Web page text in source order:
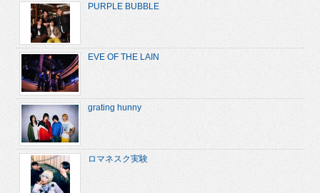
PURPLE BUBBLE
EVE OF THE LAIN
grating hunny
ロマネスク実験